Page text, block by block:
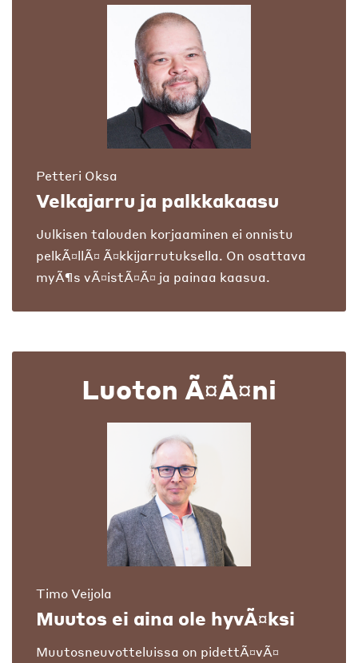
Petteri Oksa
Velkajarru ja palkkakaasu
Julkisen talouden korjaaminen ei onnistu
pelkÃ¤llÃ¤ Ã¤kkijarrutuksella. On osattava
myÃ¶s vÃ¤istÃ¤Ã¤ ja painaa kaasua.
Luoton Ã¤Ã¤ni
Timo Veijola
Muutos ei aina ole hyvÃ¤ksi
Muutosneuvotteluissa on pidettÃ¤vÃ¤